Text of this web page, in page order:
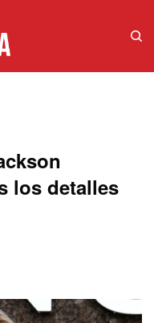
los detalles